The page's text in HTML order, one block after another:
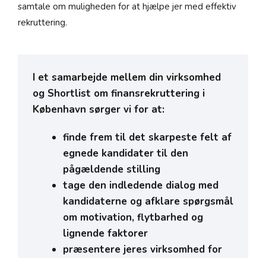
samtale om muligheden for at hjælpe jer med effektiv
rekruttering.
I et samarbejde mellem din virksomhed
og Shortlist om finansrekruttering i
København sørger vi for at:
finde frem til det skarpeste felt af
egnede kandidater til den
pågældende stilling
tage den indledende dialog med
kandidaterne og afklare spørgsmål
om motivation, flytbarhed og
lignende faktorer
præsentere jeres virksomhed for